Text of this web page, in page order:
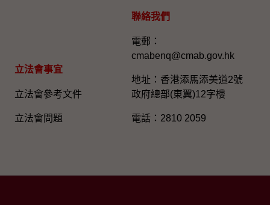
立法會事宜
立法會參考文件
立法會問題
聯絡我們
電郵：
cmabenq@cmab.gov.hk​
地址：香港添馬添美道2號
政府總部(東翼)12字樓
電話：2810 2059